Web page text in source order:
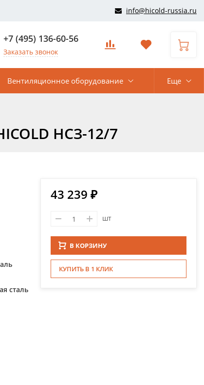
info@hicold-russia.ru
+7 (495) 136-60-56
Заказать звонок
Вентиляционное оборудование Еще
НСЗ-12/7
сталь
43 239 ₽
шт
В КОРЗИНУ
КУПИТЬ В 1 КЛИК